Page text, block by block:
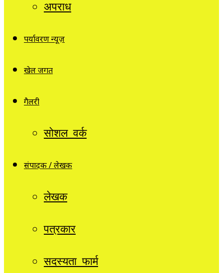
अपराध
पर्यावरण न्यूज़
खेल जगत
गैलरी
सोशल वर्क
संपादक / लेखक
लेखक
पत्रकार
सदस्यता फार्म